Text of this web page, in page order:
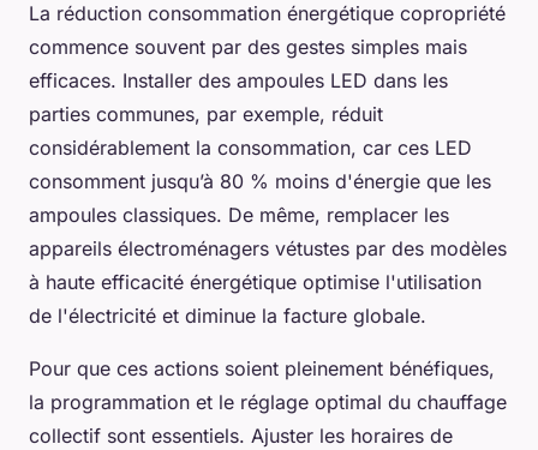
La réduction consommation énergétique copropriété
commence souvent par des gestes simples mais
efficaces. Installer des ampoules LED dans les
parties communes, par exemple, réduit
considérablement la consommation, car ces LED
consomment jusqu’à 80 % moins d'énergie que les
ampoules classiques. De même, remplacer les
appareils électroménagers vétustes par des modèles
à haute efficacité énergétique optimise l'utilisation
de l'électricité et diminue la facture globale.
Pour que ces actions soient pleinement bénéfiques,
la programmation et le réglage optimal du chauffage
collectif sont essentiels. Ajuster les horaires de